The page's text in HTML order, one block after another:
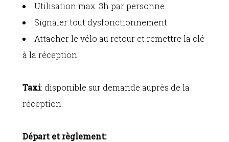
Utilisation max. 3h par personne.
Signaler tout dysfonctionnement.
Attacher le vélo au retour et remettre la clé
à la réception.
Taxi: disponible sur demande auprès de la
réception.
Départ et règlement: